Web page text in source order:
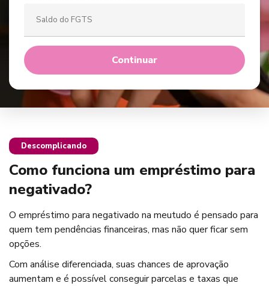
Continuar
Descomplicando
Como funciona um empréstimo para
negativado?
O empréstimo para negativado na meutudo é pensado para
quem tem pendências financeiras, mas não quer ficar sem
opções.
Com análise diferenciada, suas chances de aprovação
aumentam e é possível conseguir parcelas e taxas que